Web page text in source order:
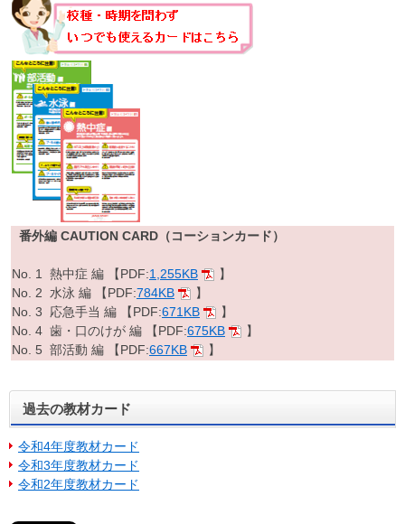
番外編 CAUTION CARD（コーションカード）
No. 1 熱中症 編 【PDF:1,255KB
】
No. 2 水泳 編 【PDF:784KB
】
No. 3 応急手当 編 【PDF:671KB
】
No. 4 歯・口のけが 編 【PDF:675KB
】
No. 5 部活動 編 【PDF:667KB 】
過去の教材カード
令和4年度教材カード
令和3年度教材カード
令和2年度教材カード